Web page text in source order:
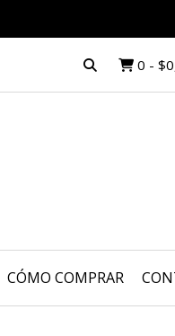
0 -
CÓMO COMPRAR